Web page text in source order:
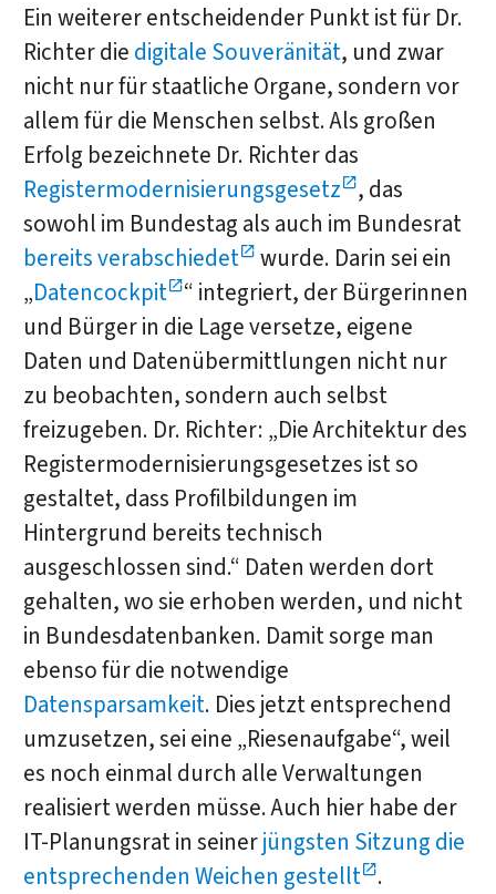
Ein weiterer entscheidender Punkt ist für Dr.
Richter die digitale Souveränität, und zwar
nicht nur für staatliche Organe, sondern vor
allem für die Menschen selbst. Als großen
Erfolg bezeichnete Dr. Richter das
Registermodernisierungsgesetz , das
sowohl im Bundestag als auch im Bundesrat
bereits verabschiedet
wurde. Darin sei ein
„Datencockpit “ integriert, der Bürgerinnen
und Bürger in die Lage versetze, eigene
Daten und Datenübermittlungen nicht nur
zu beobachten, sondern auch selbst
freizugeben. Dr. Richter: „Die Architektur des
Registermodernisierungsgesetzes ist so
gestaltet, dass Profilbildungen im
Hintergrund bereits technisch
ausgeschlossen sind.“ Daten werden dort
gehalten, wo sie erhoben werden, und nicht
in Bundesdatenbanken. Damit sorge man
ebenso für die notwendige
Datensparsamkeit. Dies jetzt entsprechend
umzusetzen, sei eine „Riesenaufgabe“, weil
es noch einmal durch alle Verwaltungen
realisiert werden müsse. Auch hier habe der
IT-Planungsrat in seinerjüngsten Sitzung die
entsprechenden Weichen gestellt .